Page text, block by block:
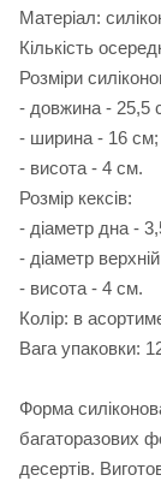
Матеріал:
Кількість
Розміри
- довжина - 25,5
- ширина - 16 см;
- висота - 4 см.
Розмір кексів:
- діаметр дна -
- діаметр
- висота - 4 см.
Колір: в
Вага упаковки:
Форма
багаторазових
десертів.